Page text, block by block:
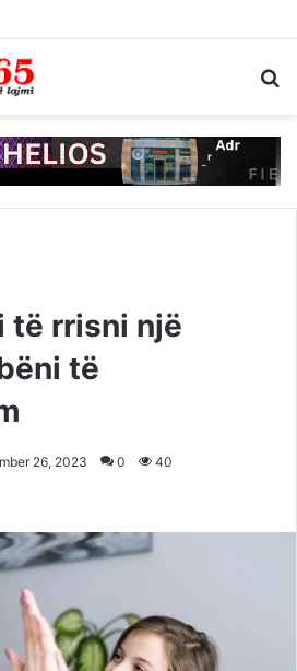
të rrisni një
të
26, 2023 0 40